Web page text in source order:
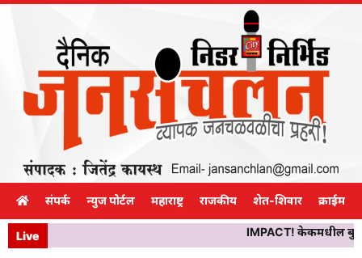
संपर्क न्युज पोर्टल महाराष्ट्र राजकीय शेत-शिवार क्राईम
Live IMPACT! केकमधील